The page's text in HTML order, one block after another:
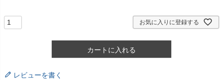
お気に入りに登録する
カートに入れる
レビューを書く